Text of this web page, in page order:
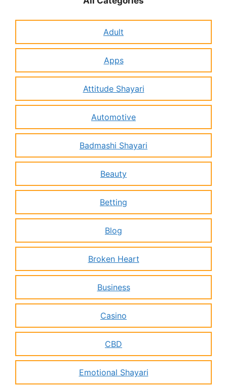
Adult
Apps
Attitude Shayari
Automotive
Badmashi Shayari
Beauty
Betting
Blog
Broken Heart
Business
Casino
CBD
Emotional Shayari